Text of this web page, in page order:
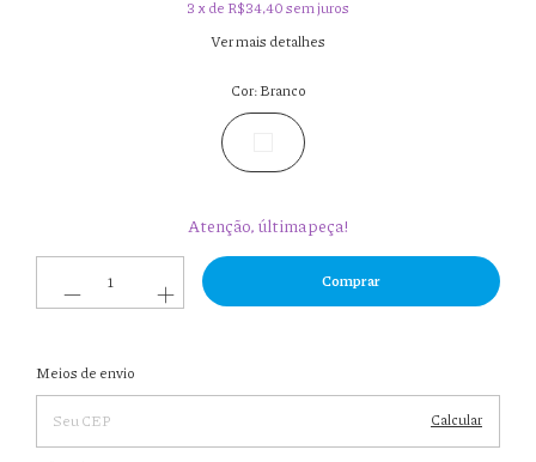
3 x de R$34,40sem juros
Ver mais detalhes
Cor:Branco
Atenção, última peça!
Entregas para o CEP:
CEP
Meios de envio
Calcular